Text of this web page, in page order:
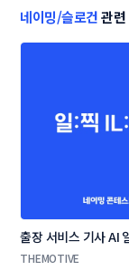
네이밍/슬로건관련
출장 서비스 기사 AI
이밍 콘테스트
THEMOTIVE